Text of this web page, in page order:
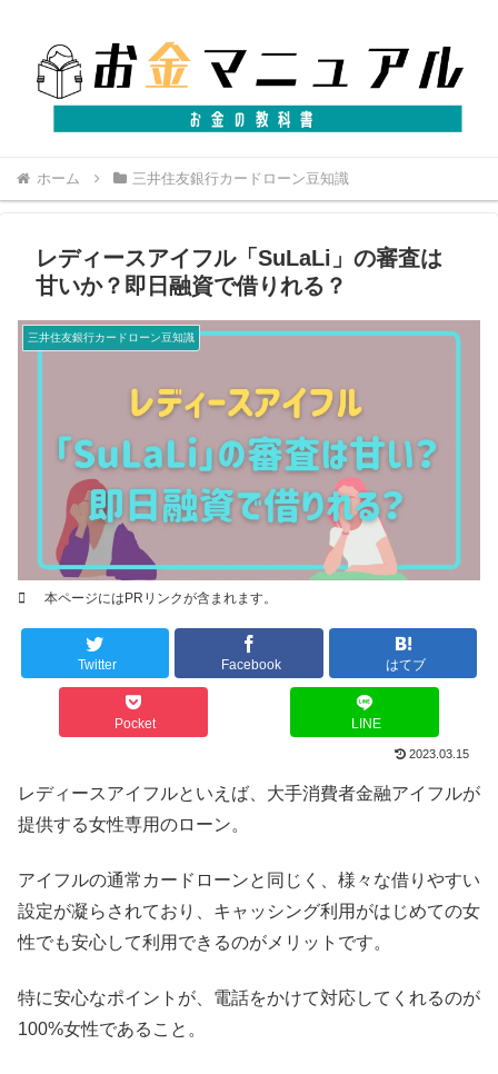
ホーム 三井住友銀行カードローン豆知識
レディースアイフル「SuLaLi」の審査は
甘いか？即日融資で借りれる？
本ページにはPRリンクが含まれます。
三井住友銀行カードローン豆知識
Twitter Facebook はてブ
Pocket LINE
2023.03.15
レディースアイフルといえば、大手消費者金融アイフルが
提供する女性専用のローン。
アイフルの通常カードローンと同じく、様々な借りやすい
設定が凝らされており、キャッシング利用がはじめての女
性でも安心して利用できるのがメリットです。
特に安心なポイントが、電話をかけて対応してくれるのが
100%女性であること。